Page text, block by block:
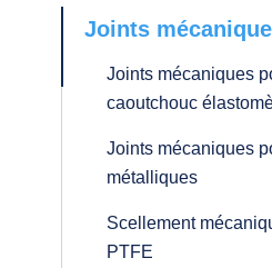
Joints
Joints mécaniques
caoutchouc
Joints mécaniques
métalliques
Scellement
PTFE